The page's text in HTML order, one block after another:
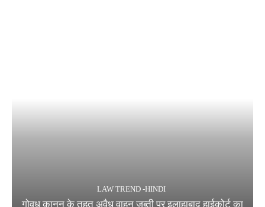
LAW TREND -HINDI
गोवध कानून के तहत अवैध वाहन जब्ती पर इलाहाबाद हाईकोर्ट का